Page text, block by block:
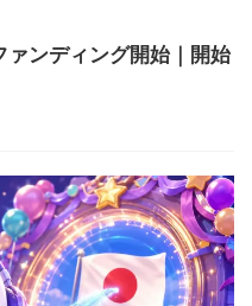
ンディング開始｜開始